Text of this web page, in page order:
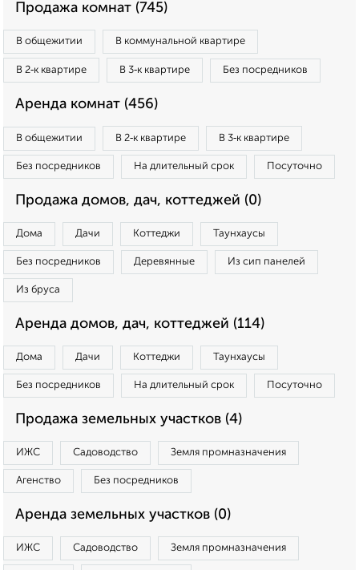
Продажа комнат (745)
В общежитии В коммунальной квартире
В 2‑к квартире В 3‑к квартире Без посредников
Аренда комнат (456)
В общежитии В 2‑к квартире В 3‑к квартире
Без посредников На длительный срок Посуточно
Продажа домов, дач, коттеджей (0)
Дома Дачи Коттеджи Таунхаусы
Без посредников Деревянные Из сип панелей
Из бруса
Аренда домов, дач, коттеджей (114)
Дома Дачи Коттеджи Таунхаусы
Без посредников На длительный срок Посуточно
Продажа земельных участков (4)
ИЖС Садоводство Земля промназначения
Агенство Без посредников
Аренда земельных участков (0)
ИЖС Садоводство Земля промназначения